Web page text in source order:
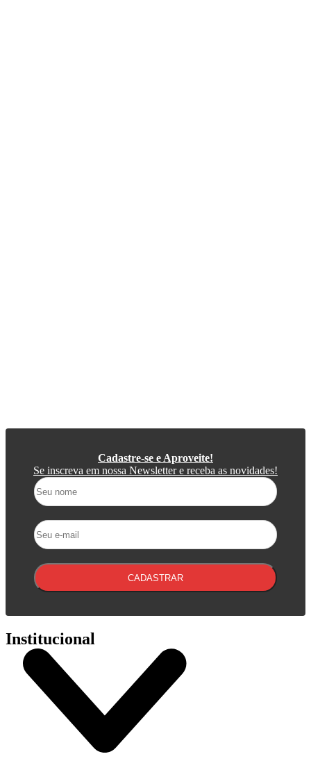
Cadastre-se e Aproveite!
Se inscreva em nossa Newsletter e receba as novidades!
CADASTRAR
Institucional